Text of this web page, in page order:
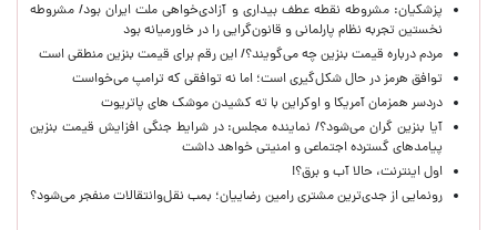
پزشکیان: مشروطه نقطه عطف بیداری و آزادی‌خواهی ملت ایران بود/ مشروطه
نخستین تجربه نظام پارلمانی و قانون‌گرایی را در خاورمیانه بود
مردم درباره قیمت بنزین چه می‌گویند؟/ این رقم برای قیمت بنزین منطقی است
توافق هرمز در حال شکل‌گیری است؛ اما نه توافقی که ترامپ می‌خواست
دردسر همزمان آمریکا و اوکراین با ته کشیدن موشک های پاتریوت
آیا بنزین گران می‌شود؟/ نماینده مجلس: در شرایط جنگی افزایش قیمت بنزین
پیامدهای گسترده اجتماعی و امنیتی خواهد داشت
اول اینترنت، حالا آب و برق؟!
رونمایی از جدی‌ترین مشتری رامین رضاییان؛ بمب نقل‌وانتقالات منفجر می‌شود؟